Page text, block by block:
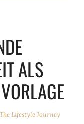
ALS
Lifestyle Journey